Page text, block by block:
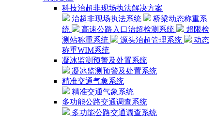
科技治超非现场执法解决方案
治超非现场执法系统
桥梁动态称重系
统
高速公路入口治超检测系统
超限检
测站称重系统
源头治超管理系统
动态
称重WIM系统
凝冰监测预警及处置系统
凝冰监测预警及处置系统
精准交通气象系统
精准交通气象系统
多功能公路交通调查系统
多功能公路交通调查系统